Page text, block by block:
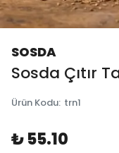
SOSDA
Sosda Çıtır
Ürün Kodu: trn1
₺ 55.10